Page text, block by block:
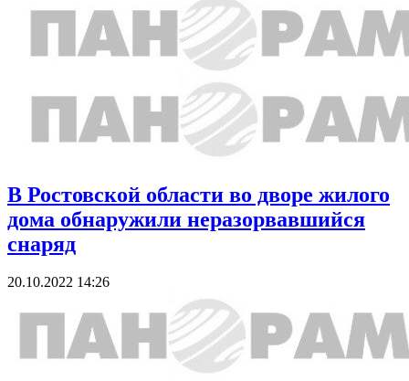
В Ростовской области во дворе жилого
дома обнаружили неразорвавшийся
снаряд
20.10.2022 14:26